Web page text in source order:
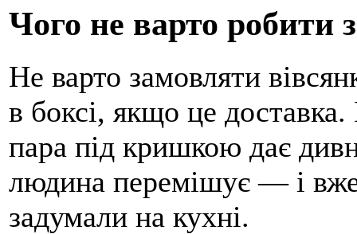
Чого не варто робити
Не варто замовляти
в боксі, якщо це
пара під кришкою дає
людина перемішує — і вже
задумали на кухні.